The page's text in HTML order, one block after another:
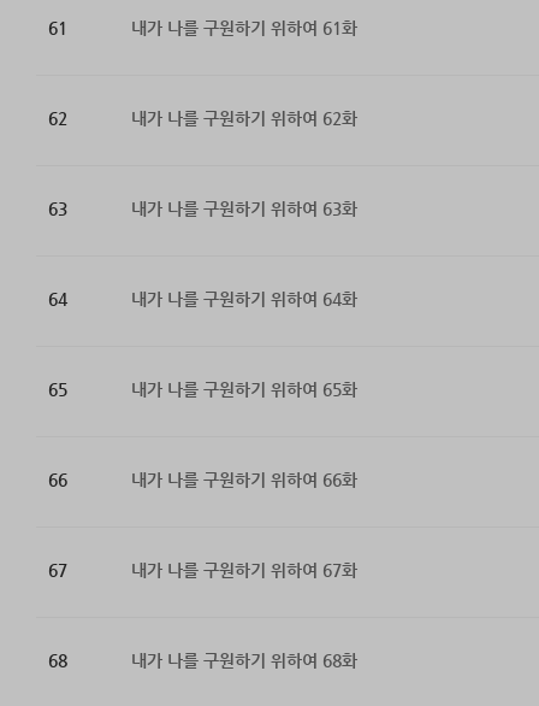
61 내가 나를 구원하기 위하여 61화
62 내가 나를 구원하기 위하여 62화
63 내가 나를 구원하기 위하여 63화
64 내가 나를 구원하기 위하여 64화
65 내가 나를 구원하기 위하여 65화
66 내가 나를 구원하기 위하여 66화
67 내가 나를 구원하기 위하여 67화
68 내가 나를 구원하기 위하여 68화